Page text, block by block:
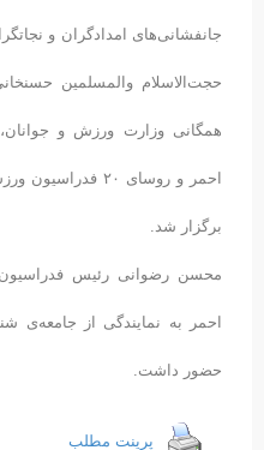
جانفشانی‌های امدادگران و
حجت‌الاسلام والمسلمین
همگانی وزارت ورزش و
احمر و روسای ۲۰
برگزار شد.
محسن رضوانی رئیس
احمر به نمایندگی از جامعه‌ی
حضور داشت.
پرینت مطلب